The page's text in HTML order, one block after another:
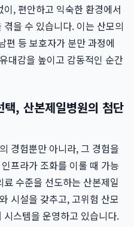
, 편안하고 익숙한 환경에서
을 수 있습니다. 이는 산모의
편 등 보호자가 분만 과정에
대감을 높이고 감동적인 순간
, 산본제일병원의 첨단
경험뿐만 아니라, 그 경험을
프라가 조화를 이룰 때 가능
료 수준을 선도하는 산본제일
시설을 갖추고, 고위험 산모
스템을 운영하고 있습니다.